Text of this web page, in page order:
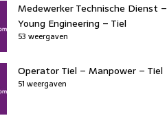
Medewerker Technische Dienst –
Young Engineering – Tiel
53 weergaven
Operator Tiel – Manpower – Tiel
51 weergaven